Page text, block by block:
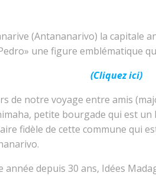
(Antananarivo) la capitale
une figure emblématique
(Cliquez ici)
de notre voyage entre amis
petite bourgade qui est un
fidèle de cette commune qui
année depuis 30 ans, Idées